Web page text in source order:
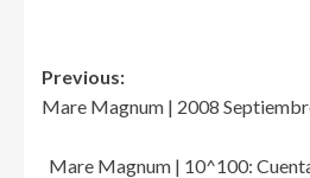
Post
navigation
Previous:
Mare Magnum | 2008
Mare Magnum | 10^100: